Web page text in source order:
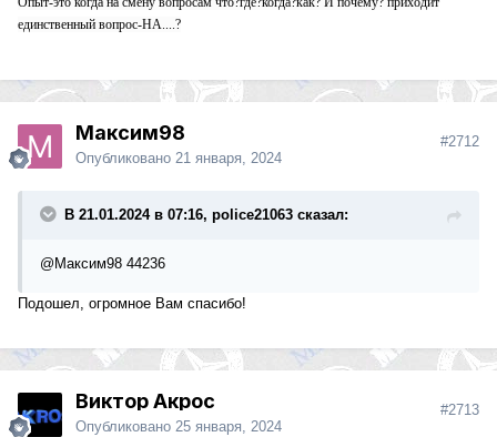
единственный вопрос-НА....?
Максим98
Опубликовано 21 января, 2024
#2712
В 21.01.2024 в 07:16, police21063 сказал:
@Максим98 44236
Подошел, огромное Вам спасибо!
Виктор Акрос
Опубликовано 25 января, 2024
#2713